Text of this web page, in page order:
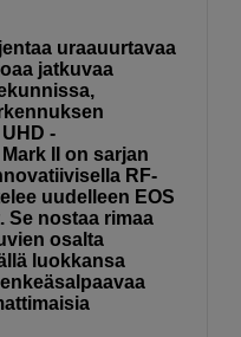
uraauurtavaa
jatkuvaa
-
II on sarjan
RF-
uudelleen EOS
Se nostaa rimaa
osalta
luokkansa